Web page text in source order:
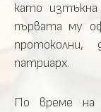
като
първата му
патриарх.
По време на